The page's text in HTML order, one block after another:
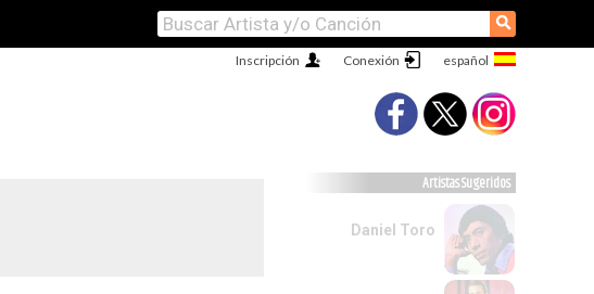
⚲
Conexión
Inscripción
Artistas Sugeridos
Daniel Toro